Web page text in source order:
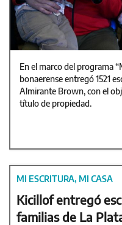
En el marco del programa
bonaerense entregó 1521
Almirante Brown, con el
título de propiedad.
MI ESCRITURA, MI CASA
Kicillof entregó
familias de La